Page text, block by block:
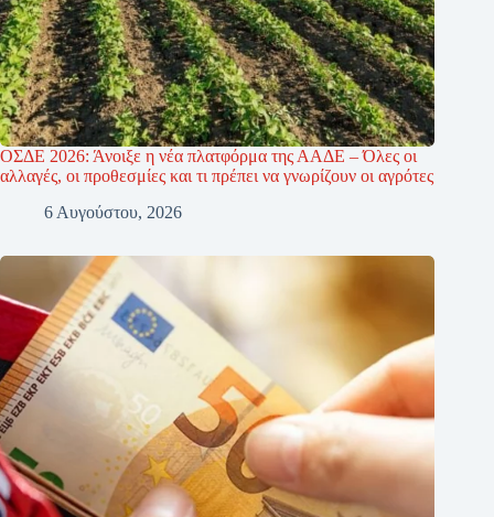
ΟΣΔΕ 2026: Άνοιξε η νέα πλατφόρμα της ΑΑΔΕ – Όλες οι
αλλαγές, οι προθεσμίες και τι πρέπει να γνωρίζουν οι αγρότες
6 Αυγούστου, 2026